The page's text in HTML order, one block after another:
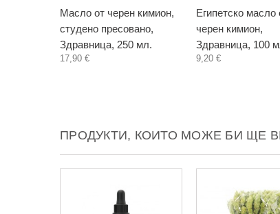
Масло от черен кимион,
студено пресовано,
Здравница, 250 мл.
17,90 €
Египетско масло
черен кимион,
Здравница, 100
9,20 €
ПРОДУКТИ, КОИТО МОЖЕ БИ ЩЕ